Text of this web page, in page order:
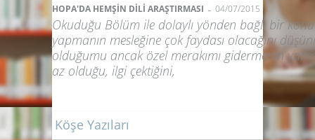
HOPA'DA HEMŞİN DİLİ ARAŞTIRMASI - 04/07/2015
Okuduğu Bölüm ile dolaylı yönden bağlı bir
yapmanın mesleğine çok faydası olacağını
olduğumu ancak özel merakımı gidermenin
az olduğu, ilgi çektiğini,
Köşe Yazıları